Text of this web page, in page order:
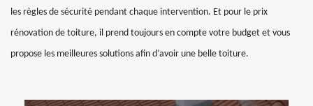
les règles de sécurité pendant chaque intervention. Et pour le prix
rénovation de toiture, il prend toujours en compte votre budget et vous
propose les meilleures solutions afin d’avoir une belle toiture.